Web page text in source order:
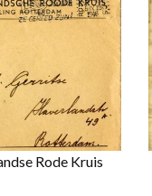
Rode Kruis